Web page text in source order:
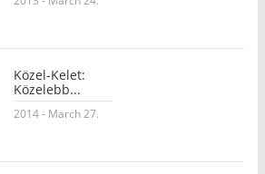
Közel-Kelet:
Közelebb...
2014 - March 27.